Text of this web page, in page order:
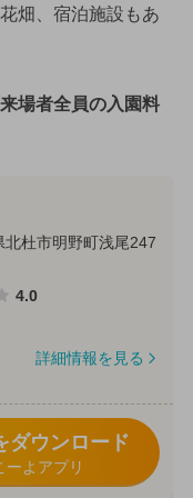
畑、宿泊施設もあ
場者全員の入園料
北杜市明野町浅尾247
4.0
詳細情報を見る
ダウンロード
ーよアプリ